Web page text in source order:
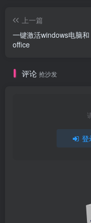
上一篇
一键激活windows电脑和
office
评论 抢沙发
登